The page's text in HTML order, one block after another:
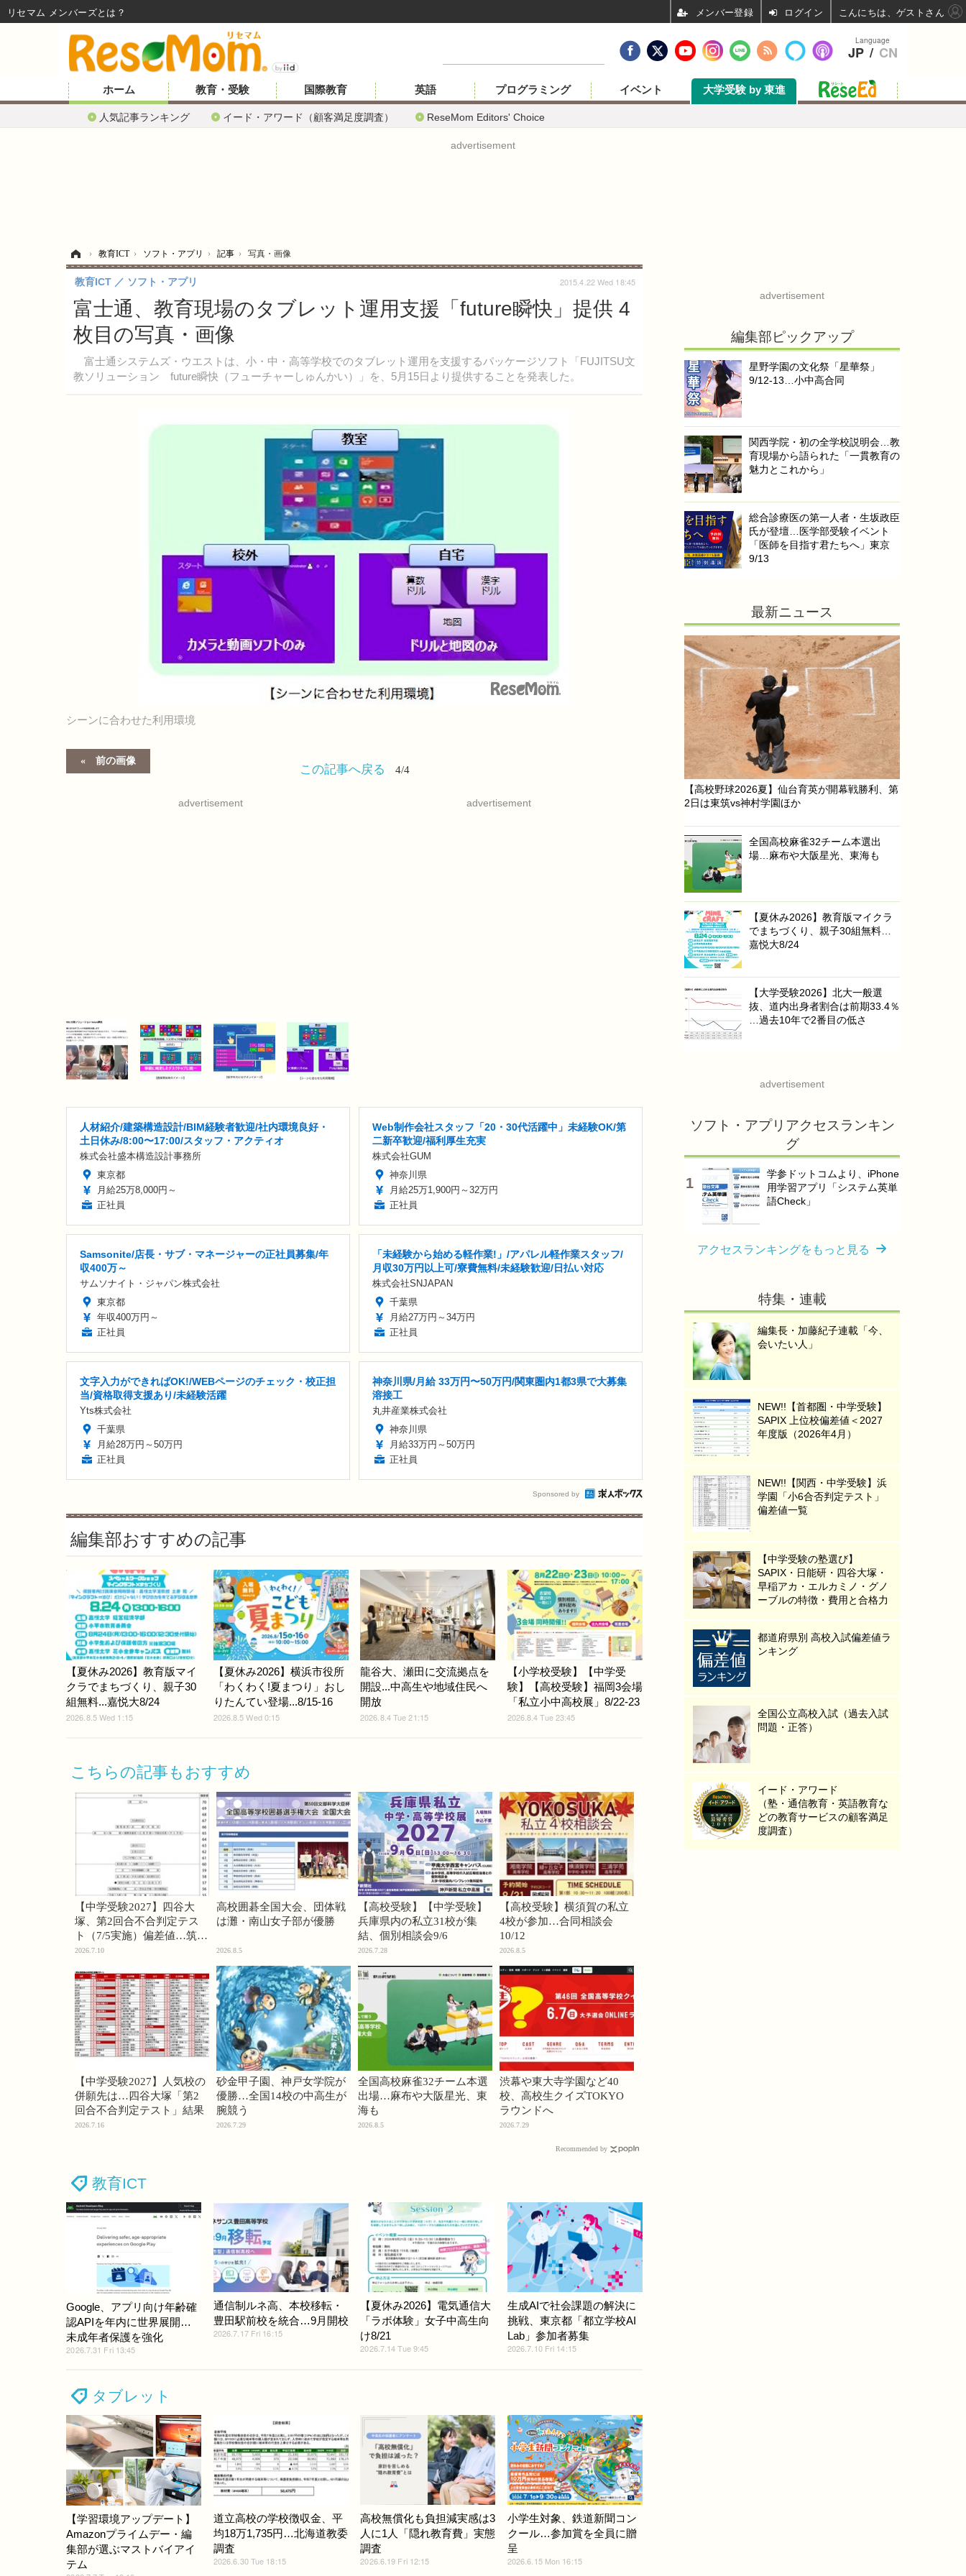
ホーム
人気記事ランキング イード・アワード（顧客満足度調査） ReseMom Editors' Choice
教育・受験 国際教育 英語 プログラミング イベント 大学受験 by 東進
advertisement
› 教育ICT › ソフト・アプリ › 記事 › 写真・画像
富士通、教育現場のタブレット運用支援「future瞬快」提供 4
枚目の写真・画像
富士通システムズ・ウエストは、小・中・高等学校でのタブレット運用を支援するパッケージソフト「FUJITSU文
教ソリューション future瞬快（フューチャーしゅんかい）」を、5月15日より提供することを発表した。
教育ICT ソフト・アプリ 2015.4.22 Wed 18:45
シーンに合わせた利用環境
前の画像
この記事へ戻る 4/4
advertisement advertisement
人材紹介/建築構造設計/BIM経験者歓迎/社内環境良好・
土日休み/8:00〜17:00/スタッフ・アクティオ
株式会社盛本構造設計事務所
東京都
月給25万8,000円～
正社員
Web制作会社スタッフ「20・30代活躍中」未経験OK/第
二新卒歓迎/福利厚生充実
株式会社GUM
神奈川県
月給25万1,900円～32万円
正社員
Samsonite/店長・サブ・マネージャーの正社員募集/年
収400万～
サムソナイト・ジャパン株式会社
東京都
年収400万円～
正社員
「未経験から始める軽作業!」/アパレル軽作業スタッフ/
月収30万円以上可/寮費無料/未経験歓迎/日払い対応
株式会社SNJAPAN
千葉県
月給27万円～34万円
正社員
文字入力ができればOK!/WEBページのチェック・校正担
当/資格取得支援あり/未経験活躍
Yts株式会社
千葉県
月給28万円～50万円
正社員
神奈川県/月給 33万円〜50万円/関東圏内1都3県で大募集
溶接工
丸井産業株式会社
神奈川県
月給33万円～50万円
正社員
Sponsored by
編集部おすすめの記事
【夏休み2026】教育版マイ
クラでまちづくり、親子30
組無料...嘉悦大8/24
2026.8.5 Wed 1:15
【夏休み2026】横浜市役所
「わくわく!夏まつり」おし
りたんてい登場...8/15-16
2026.8.5 Wed 0:15
龍谷大、瀬田に交流拠点を
開設...中高生や地域住民へ
開放
2026.8.4 Tue 21:15
【小学校受験】【中学受
験】【高校受験】福岡3会場
「私立小中高校展」8/22-23
2026.8.4 Tue 23:45
こちらの記事もおすすめ
【中学受験2027】四谷大
塚、第2回合不合判定テス
ト（7/5実施）偏差値…筑駒
74・桜蔭70＜PR＞
2026.7.10
高校囲碁全国大会、団体戦
は灘・南山女子部が優勝
2026.8.5
【高校受験】【中学受験】
兵庫県内の私立31校が集
結、個別相談会9/6
2026.7.28
【高校受験】横須賀の私立
4校が参加…合同相談会
10/12
2026.8.5
【中学受験2027】人気校の
併願先は…四谷大塚「第2
回合不合判定テスト」結果
2026.7.16
砂金甲子園、神戸女学院が
優勝…全国14校の中高生が
腕競う
2026.7.29
全国高校麻雀32チーム本選
出場…麻布や大阪星光、東
海も
2026.8.5
渋幕や東大寺学園など40
校、高校生クイズTOKYO
ラウンドへ
2026.7.29
Recommended by
教育ICT
Google、アプリ向け年齢確
認APIを年内に世界展開…
未成年者保護を強化
2026.7.31 Fri 13:45
通信制ルネ高、本校移転・
豊田駅前校を統合…9月開校
2026.7.17 Fri 16:15
【夏休み2026】電気通信大
「ラボ体験」女子中高生向
け8/21
2026.7.14 Tue 9:45
生成AIで社会課題の解決に
挑戦、東京都「都立学校AI
Lab」参加者募集
2026.7.10 Fri 14:15
タブレット
【学習環境アップデート】
Amazonプライムデー・編
集部が選ぶマストバイアイ
テム
道立高校の学校徴収金、平
均18万1,735円…北海道教委
調査
2026.6.30 Tue 18:15
高校無償化も負担減実感は3
人に1人「隠れ教育費」実態
調査
2026.6.19 Fri 12:15
小学生対象、鉄道新聞コン
クール…参加賞を全員に贈
呈
2026.6.15 Mon 16:15
advertisement
編集部ピックアップ
星野学園の文化祭「星華祭」
9/12-13…小中高合同
関西学院・初の全学校説明会…教
育現場から語られた「一貫教育の
魅力とこれから」
総合診療医の第一人者・生坂政臣
氏が登壇…医学部受験イベント
「医師を目指す君たちへ」東京
9/13
最新ニュース
【高校野球2026夏】仙台育英が開幕戦勝利、第
2日は東筑vs神村学園ほか
全国高校麻雀32チーム本選出
場…麻布や大阪星光、東海も
【夏休み2026】教育版マイクラ
でまちづくり、親子30組無料…
嘉悦大8/24
【大学受験2026】北大一般選
抜、道内出身者割合は前期33.4％
…過去10年で2番目の低さ
advertisement
ソフト・アプリアクセスランキン
グ
学参ドットコムより、iPhone
用学習アプリ「システム英単
語Check」
アクセスランキングをもっと見る
特集・連載
編集長・加藤紀子連載「今、
会いたい人」
NEW!!【首都圏・中学受験】
SAPIX 上位校偏差値＜2027
年度版（2026年4月）
NEW!!【関西・中学受験】浜
学園「小6合否判定テスト」
偏差値一覧
【中学受験の塾選び】
SAPIX・日能研・四谷大塚・
早稲アカ・エルカミノ・グノ
ーブルの特徴・費用と合格力
都道府県別 高校入試偏差値ラ
ンキング
全国公立高校入試（過去入試
問題・正答）
イード・アワード
（塾・通信教育・英語教育な
どの教育サービスの顧客満足
度調査）
Language
JP / CN
リセマム メンバーズ ログイン こんにちは、ゲストさん